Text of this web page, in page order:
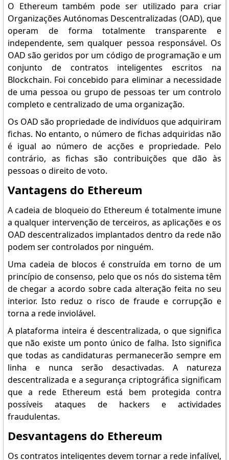
O Ethereum também pode ser utilizado para criar
Organizações Autónomas Descentralizadas (OAD), que
operam de forma totalmente transparente e
independente, sem qualquer pessoa responsável. Os
OAD são geridos por um código de programação e um
conjunto de contratos inteligentes escritos na
Blockchain. Foi concebido para eliminar a necessidade
de uma pessoa ou grupo de pessoas ter um controlo
completo e centralizado de uma organização.
Os OAD são propriedade de indivíduos que adquiriram
fichas. No entanto, o número de fichas adquiridas não
é igual ao número de acções e propriedade. Pelo
contrário, as fichas são contribuições que dão às
pessoas o direito de voto.
Vantagens do Ethereum
A cadeia de bloqueio do Ethereum é totalmente imune
a qualquer intervenção de terceiros, as aplicações e os
OAD descentralizados implantados dentro da rede não
podem ser controlados por ninguém.
Uma cadeia de blocos é construída em torno de um
princípio de consenso, pelo que os nós do sistema têm
de chegar a acordo sobre cada alteração feita no seu
interior. Isto reduz o risco de fraude e corrupção e
torna a rede inviolável.
A plataforma inteira é descentralizada, o que significa
que não existe um ponto único de falha. Isto significa
que todas as candidaturas permanecerão sempre em
linha e nunca serão desactivadas. A natureza
descentralizada e a segurança criptográfica significam
que a rede Ethereum está bem protegida contra
possíveis ataques de hackers e actividades
fraudulentas.
Desvantagens do Ethereum
Os contratos inteligentes devem tornar a rede infalível,